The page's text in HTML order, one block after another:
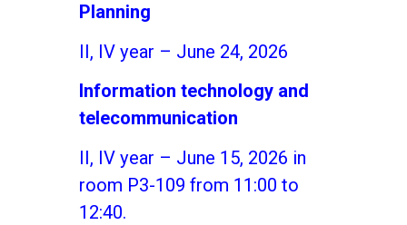
Planning
II, IV year – June 24, 2026
Information technology and
telecommunication
II, IV year – June 15, 2026 in
room P3-109 from 11:00 to
12:40.